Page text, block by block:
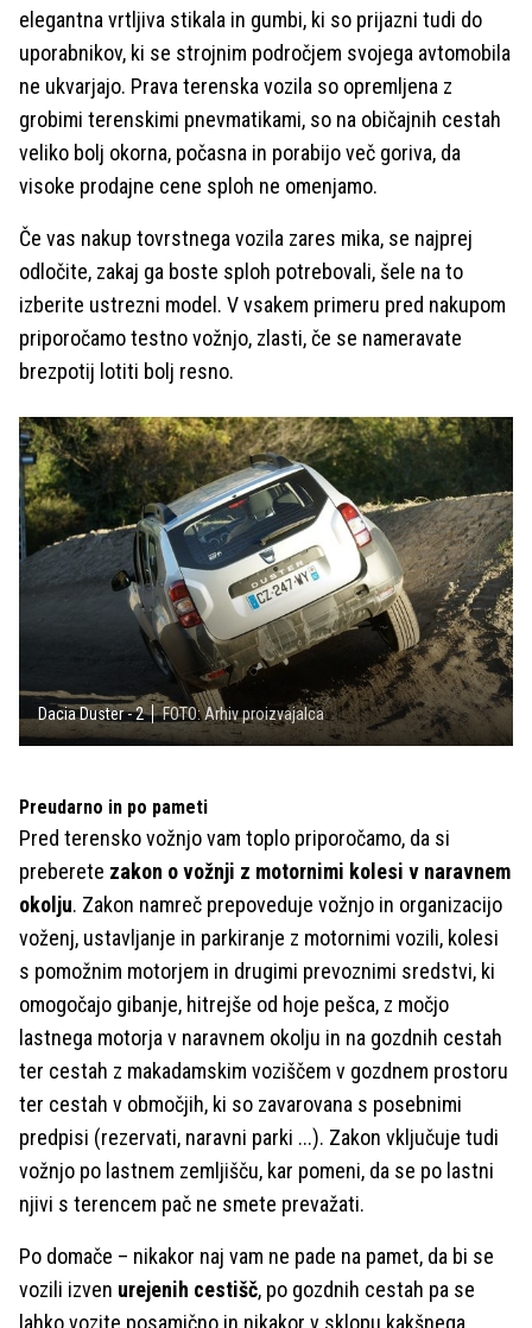
elegantna vrtljiva stikala in gumbi, ki so prijazni tudi do
uporabnikov, ki se strojnim področjem svojega avtomobila
ne ukvarjajo. Prava terenska vozila so opremljena z
grobimi terenskimi pnevmatikami, so na običajnih cestah
veliko bolj okorna, počasna in porabijo več goriva, da
visoke prodajne cene sploh ne omenjamo.
Če vas nakup tovrstnega vozila zares mika, se najprej
odločite, zakaj ga boste sploh potrebovali, šele na to
izberite ustrezni model. V vsakem primeru pred nakupom
priporočamo testno vožnjo, zlasti, če se nameravate
brezpotij lotiti bolj resno.
Dacia Duster - 2 FOTO: Arhiv proizvajalca
Preudarno in po pameti
Pred terensko vožnjo vam toplo priporočamo, da si
preberete zakon o vožnji z motornimi kolesi v naravnem
okolju. Zakon namreč prepoveduje vožnjo in organizacijo
voženj, ustavljanje in parkiranje z motornimi vozili, kolesi
s pomožnim motorjem in drugimi prevoznimi sredstvi, ki
omogočajo gibanje, hitrejše od hoje pešca, z močjo
lastnega motorja v naravnem okolju in na gozdnih cestah
ter cestah z makadamskim voziščem v gozdnem prostoru
ter cestah v območjih, ki so zavarovana s posebnimi
predpisi (rezervati, naravni parki ...). Zakon vključuje tudi
vožnjo po lastnem zemljišču, kar pomeni, da se po lastni
njivi s terencem pač ne smete prevažati.
Po domače – nikakor naj vam ne pade na pamet, da bi se
vozili izven urejenih cestišč, po gozdnih cestah pa se
lahko vozite posamično in nikakor v sklopu kakšnega